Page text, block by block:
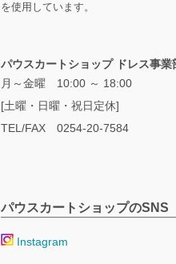
を使用しています。
パウスカートショップ ドレス事業
月～金曜 10:00 ～ 18:00
[土曜・日曜・祝日定休]
TEL/FAX 0254-20-7584
パウスカートショップのSNS
Instagram